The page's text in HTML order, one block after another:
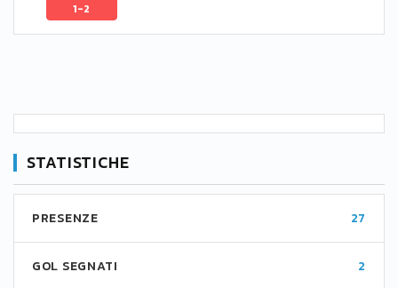
1-2
STATISTICHE
PRESENZE 27
GOL SEGNATI 2